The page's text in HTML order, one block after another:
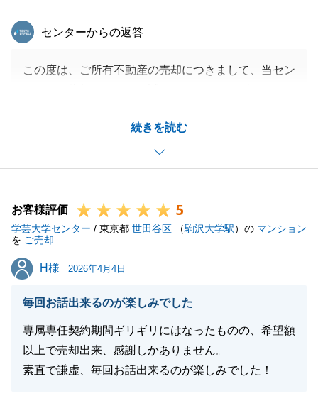
続きを読む
東急リバブル
センターからの返答
この度は、ご所有不動産の売却につきまして、当セン
N様のご計画に当たり、当初のご相談からご売却開始
まで長期間かかり、営業担当も異動等で引継ぎとなる
中で、継続して当センターにお任せいただきましたこ
お取引は無事完了しましたが、今後もN様のお役に立
てるような様々な分野の専門部隊が控えております。
今後のお住まいや資産運用等につきまして、お気軽に
ご相談ください。
閉じる
お客様評価 5
学芸大学センター / 東京都 世田谷区 （駒沢大学駅）の マンション
を ご売却
H様
H様 2026年4月4日
毎回お話出来るのが楽しみでした
専属専任契約期間ギリギリにはなったものの、希望額
以上で売却出来、感謝しかありません。
素直で謙虚、毎回お話出来るのが楽しみでした！